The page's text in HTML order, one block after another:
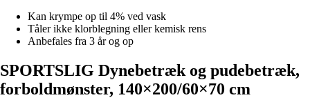
Kan krympe op til 4% ved vask
Tåler ikke klorblegning eller kemisk rens
Anbefales fra 3 år og op
SPORTSLIG Dynebetræk og pudebetræk,
forboldmønster, 140×200/60×70 cm